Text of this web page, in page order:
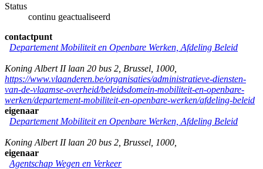
Status
continu geactualiseerd
contactpunt
Departement Mobiliteit en Openbare Werken, Afdeling Beleid
Koning Albert II laan 20 bus 2 Brussel 1000
https://www.vlaanderen.be/organisaties/administratieve-diensten-
van-de-vlaamse-overheid/beleidsdomein-mobiliteit-en-openbare-
werken/departement-mobiliteit-en-openbare-werken/afdeling-beleid
eigenaar
Departement Mobiliteit en Openbare Werken, Afdeling Beleid
Koning Albert II laan 20 bus 2 Brussel 1000
eigenaar
Agentschap Wegen en Verkeer